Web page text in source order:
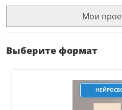
Мои
Выберите формат